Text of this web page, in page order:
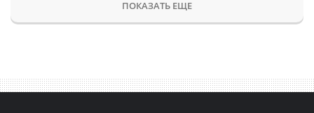
ПОКАЗАТЬ ЕЩЕ